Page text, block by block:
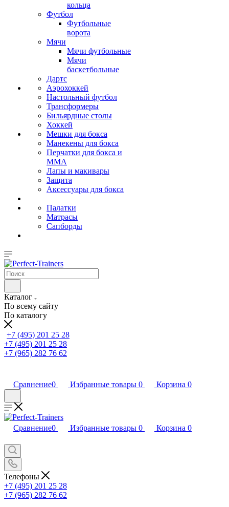
кольца
Футбол
Футбольные
ворота
Мячи
Мячи футбольные
Мячи
баскетбольные
Дартс
Аэрохоккей
Настольный футбол
Трансформеры
Бильярдные столы
Хоккей
Мешки для бокса
Манекены для бокса
Перчатки для бокса и
MMA
Лапы и макивары
Защита
Аксессуары для бокса
Палатки
Матрасы
Сапборды
Каталог
По всему сайту
По каталогу
+7 (495) 201 25 28
+7 (495) 201 25 28
+7 (965) 282 76 62
Сравнение0 Избранные товары 0 Корзина 0
Сравнение0 Избранные товары 0 Корзина 0
Телефоны
+7 (495) 201 25 28
+7 (965) 282 76 62